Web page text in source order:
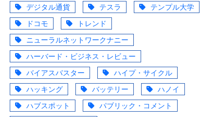
デジタル通貨
テスラ
テンプル大学
ドコモ
トレンド
ニューラルネットワークナニー
ハーバード・ビジネス・レビュー
バイアスバスター
ハイプ・サイクル
ハッキング
バッテリー
ハノイ
ハブスポット
パブリック・コメント